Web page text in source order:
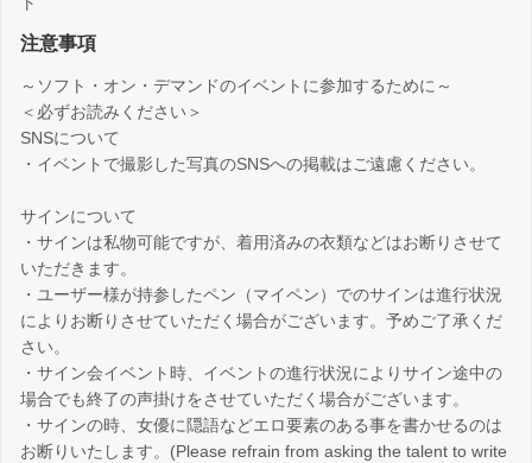
注意事項
～ソフト・オン・デマンドのイベントに参加するために～
＜必ずお読みください＞
SNSについて
・イベントで撮影した写真のSNSへの掲載はご遠慮ください。
サインについて
・サインは私物可能ですが、着用済みの衣類などはお断りさせて
いただきます。
・ユーザー様が持参したペン（マイペン）でのサインは進行状況
によりお断りさせていただく場合がございます。予めご了承くだ
さい。
・サイン会イベント時、イベントの進行状況によりサイン途中の
場合でも終了の声掛けをさせていただく場合がございます。
・サインの時、女優に隠語などエロ要素のある事を書かせるのは
お断りいたします。(Please refrain from asking the talent to write